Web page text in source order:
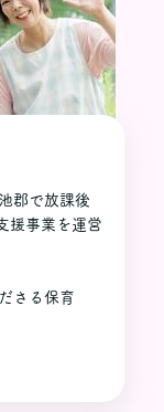
郡で放課後
援事業を運営
さる保育